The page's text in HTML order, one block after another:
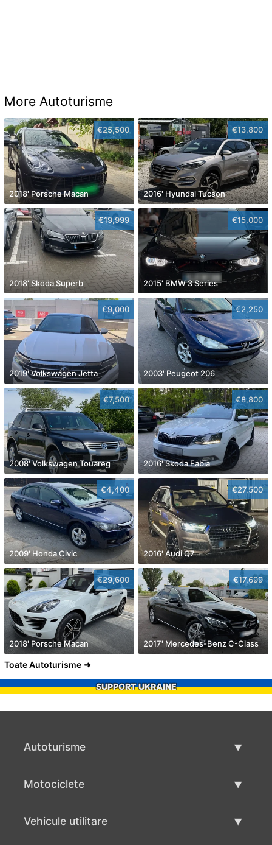
More Autoturisme
€25,500
2018' Porsche Macan
€13,800
2016' Hyundai Tucson
€19,999
2018' Skoda Superb
€15,000
2015' BMW 3 Series
€9,000
2019' Volkswagen Jetta
€2,250
2003' Peugeot 206
€7,500
2008' Volkswagen Touareg
€8,800
2016' Skoda Fabia
€4,400
2009' Honda Civic
€27,500
2016' Audi Q7
€29,600
2018' Porsche Macan
€17,699
2017' Mercedes-Benz C-Class
Toate Autoturisme
SUPPORT UKRAINE
Autoturisme
Motociclete
Vehicule utilitare